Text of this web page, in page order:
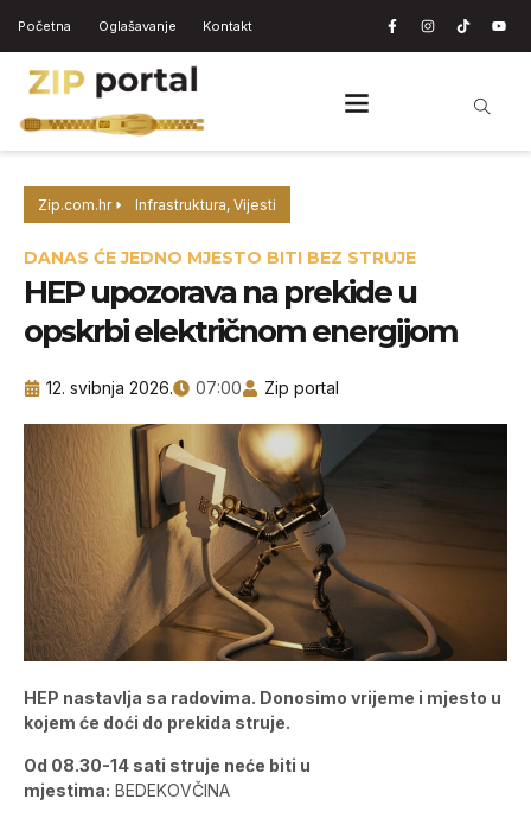
Početna Oglašavanje Kontakt
Zip.com.hr Infrastruktura, Vijesti
DANAS ĆE JEDNO MJESTO BITI BEZ STRUJE
HEP upozorava na prekide u
opskrbi električnom energijom
12. svibnja 2026. 07:00 Zip portal
HEP nastavlja sa radovima. Donosimo vrijeme i mjesto u
kojem će doći do prekida struje.
Od 08.30-14 sati struje neće biti u
mjestima: BEDEKOVČINA